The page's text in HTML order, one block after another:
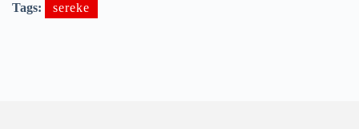
Tags: sereke